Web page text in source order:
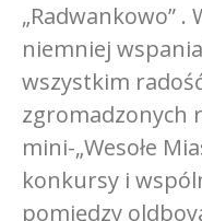
„Radwankowo” .
niemniej
wszystkim
zgromadzonych
mini-„Wesołe
konkursy i
pomiędzy